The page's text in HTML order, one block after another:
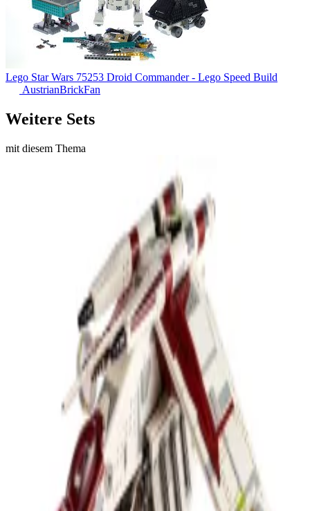
Lego Star Wars 75253 Droid Commander - Lego Speed Build
AustrianBrickFan
Weitere Sets
mit diesem Thema